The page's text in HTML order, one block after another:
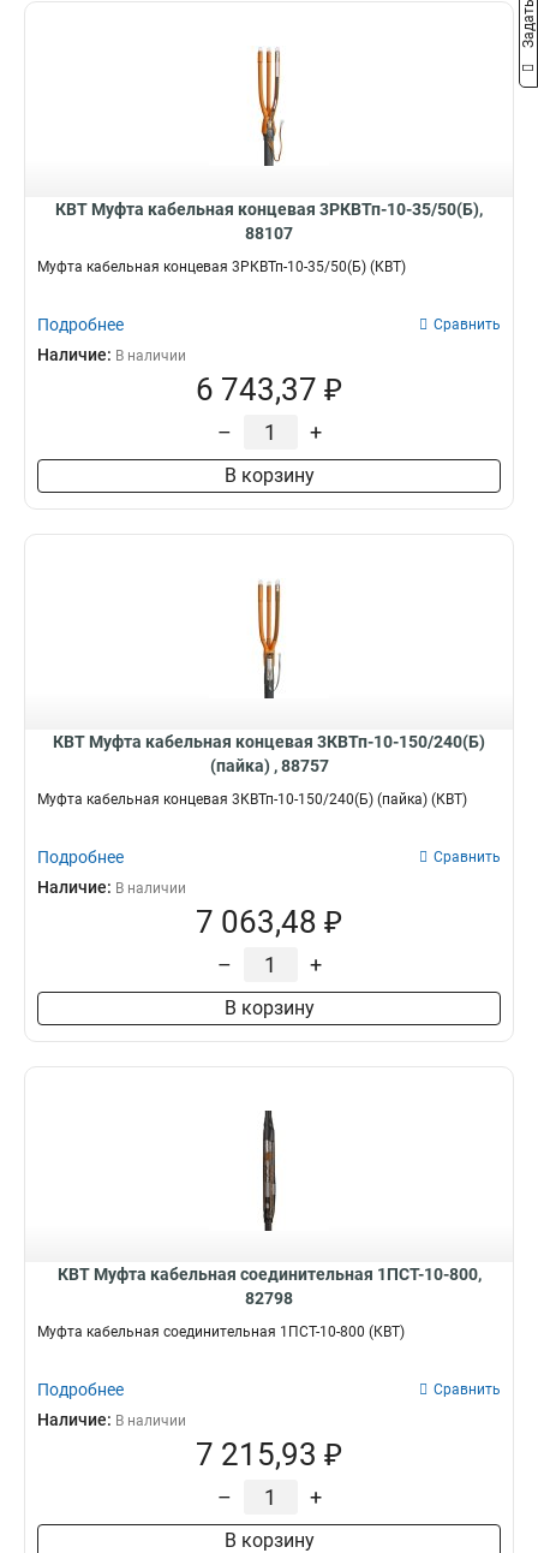
КВТ Муфта кабельная концевая 3РКВТп-10-35/50(Б),
88107
Муфта кабельная концевая 3РКВТп-10-35/50(Б) (КВТ)
Подробнее Сравнить
Наличие: В наличии
6 743,37 ₽
– +
В корзину
КВТ Муфта кабельная концевая 3КВТп-10-150/240(Б)
(пайка) , 88757
Муфта кабельная концевая 3КВТп-10-150/240(Б) (пайка) (КВТ)
Подробнее Сравнить
Наличие: В наличии
7 063,48 ₽
– +
В корзину
КВТ Муфта кабельная соединительная 1ПСТ-10-800,
82798
Муфта кабельная соединительная 1ПСТ-10-800 (КВТ)
Подробнее Сравнить
Наличие: В наличии
7 215,93 ₽
– +
В корзину